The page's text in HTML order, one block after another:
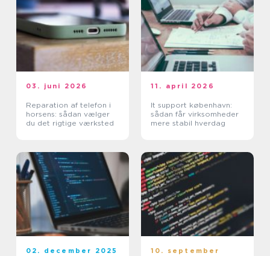
03. juni 2026
Reparation af telefon i
horsens: sådan vælger
du det rigtige værksted
11. april 2026
It support københavn:
sådan får virksomheder
mere stabil hverdag
02. december 2025
10. september